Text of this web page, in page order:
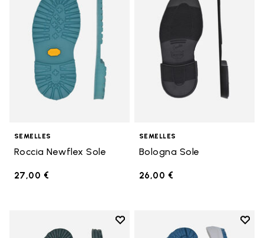
SEMELLES
Roccia Newflex Sole
27,00 €
SEMELLES
Bologna Sole
26,00 €
Add to wishlist
Add to wishlist Winter City Sole
Add